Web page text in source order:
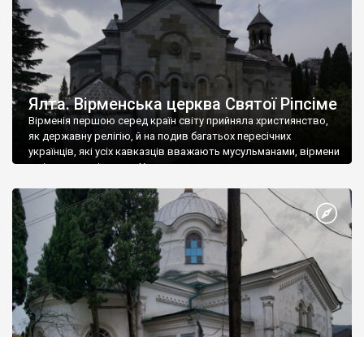
Ялта. Вірменська церква Святої Ріпсіме
Вірменія першою серед країн світу прийняла християнство,
як державну релігію, й на подив багатьох пересічних
українців, які усіх кавказців вважають мусульманами, вірмени
є відданими вірянами Христа